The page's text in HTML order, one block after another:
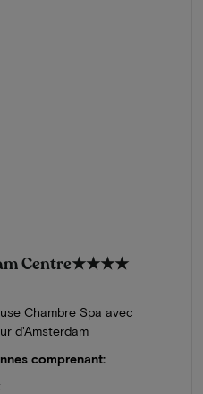
Centre★★★★
Chambre Spa avec
d'Amsterdam
comprenant: